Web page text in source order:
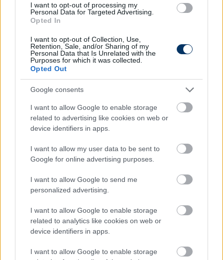
I want to opt-out of processing my
Personal Data for Targeted Advertising.
Opted In
I want to opt-out of Collection, Use,
Retention, Sale, and/or Sharing of my
Personal Data that Is Unrelated with the
Purposes for which it was collected.
Opted Out
Google consents
I want to allow Google to enable storage
related to advertising like cookies on web or
device identifiers in apps.
I want to allow my user data to be sent to
Google for online advertising purposes.
I want to allow Google to send me
personalized advertising.
I want to allow Google to enable storage
related to analytics like cookies on web or
device identifiers in apps.
I want to allow Google to enable storage
A Hertha bocsánatot kért Dárdai
viselkedése miatt: "Sajnáljuk a
történteket"
Egy héttel az eset után a német labdarúgó
másodosztályban szereplő Hertha BSC elnézést kért
amiatt, hogy Dárdai Pál vezetőedző kivonult egy
között legyen a Google-találatokban